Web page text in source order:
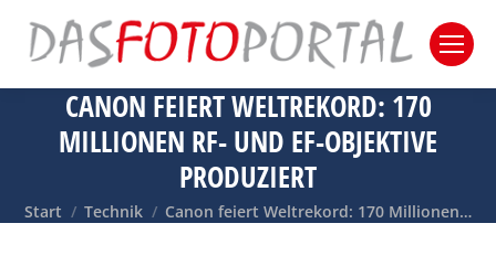
CANON FEIERT WELTREKORD: 170
MILLIONEN RF- UND EF-OBJEKTIVE
PRODUZIERT
Sie befinden sich hier:
Start Technik Canon feiert Weltrekord: 170 Millionen…